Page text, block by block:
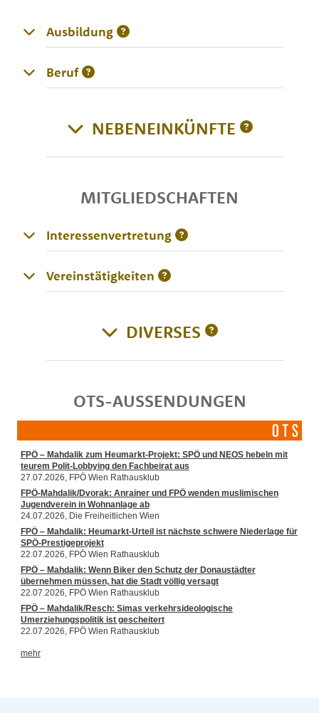
Ausbildung
Beruf
NEBENEINKÜNFTE
MITGLIEDSCHAFTEN
Interessenvertretung
Vereinstätigkeiten
DIVERSES
OTS-AUSSENDUNGEN